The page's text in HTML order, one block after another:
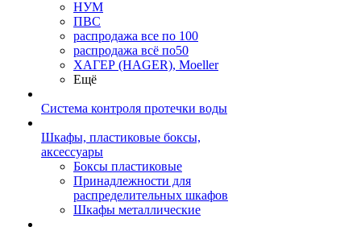
НУМ
ПВС
распродажа все по 100
распродажа всё по50
ХАГЕР (HAGER), Moeller
Ещё
Система контроля протечки воды
Шкафы, пластиковые боксы,
аксессуары
Боксы пластиковые
Принадлежности для
распределительных шкафов
Шкафы металлические